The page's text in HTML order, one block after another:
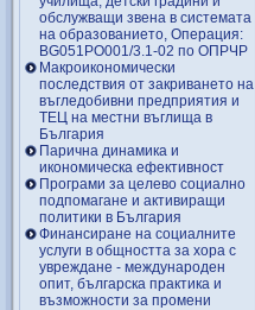
обслужващи звена в системата
на образованието, Операция:
BG051PO001/3.1-02 по ОПРЧР
Макроикономически
последствия от закриването на
въгледобивни предприятия и
ТЕЦ на местни въглища в
България
Парична динамика и
икономическа ефективност
Програми за целево социално
подпомагане и активиращи
политики в България
Финансиране на социалните
услуги в общността за хора с
увреждане - международен
опит, българска практика и
възможности за промени